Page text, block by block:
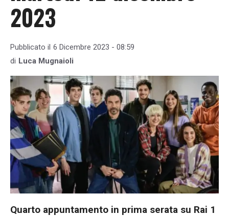
2023
Pubblicato il 6 Dicembre 2023 - 08:59
di Luca Mugnaioli
Quarto appuntamento in prima serata su Rai 1